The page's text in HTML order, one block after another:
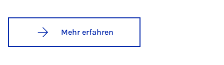
Mehr erfahren